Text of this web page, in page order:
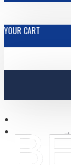
YOUR CART